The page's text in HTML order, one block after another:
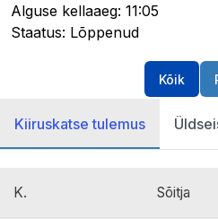
Alguse kellaaeg: 11:05
Staatus: Lõppenud
Kõik
Kiiruskatse tulemus
K. Sõitja